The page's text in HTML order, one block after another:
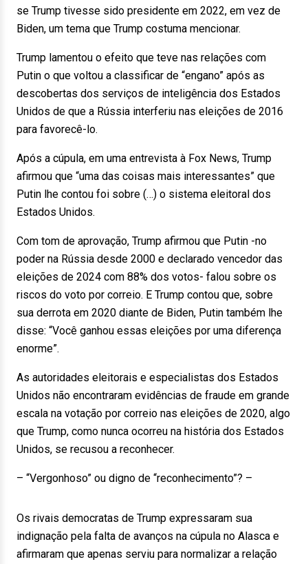
se Trump tivesse sido presidente em 2022, em vez de
Biden, um tema que Trump costuma mencionar.
Trump lamentou o efeito que teve nas relações com
Putin o que voltou a classificar de “engano” após as
descobertas dos serviços de inteligência dos Estados
Unidos de que a Rússia interferiu nas eleições de 2016
para favorecê-lo.
Após a cúpula, em uma entrevista à Fox News, Trump
afirmou que “uma das coisas mais interessantes” que
Putin lhe contou foi sobre (…) o sistema eleitoral dos
Estados Unidos.
Com tom de aprovação, Trump afirmou que Putin -no
poder na Rússia desde 2000 e declarado vencedor das
eleições de 2024 com 88% dos votos- falou sobre os
riscos do voto por correio. E Trump contou que, sobre
sua derrota em 2020 diante de Biden, Putin também lhe
disse: “Você ganhou essas eleições por uma diferença
enorme”.
As autoridades eleitorais e especialistas dos Estados
Unidos não encontraram evidências de fraude em grande
escala na votação por correio nas eleições de 2020, algo
que Trump, como nunca ocorreu na história dos Estados
Unidos, se recusou a reconhecer.
– “Vergonhoso” ou digno de “reconhecimento”? –
Os rivais democratas de Trump expressaram sua
indignação pela falta de avanços na cúpula no Alasca e
afirmaram que apenas serviu para normalizar a relação